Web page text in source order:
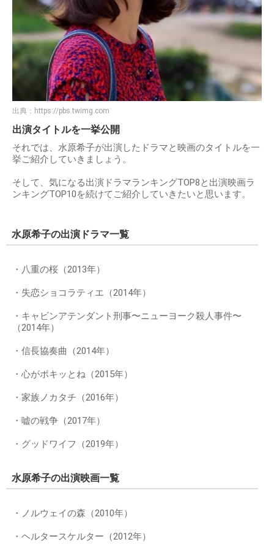
出典： https://pbs.twimg.com
出演タイトルを一挙公開
それでは、水原希子が出演したドラマと映画のタイトルを一
挙ご紹介していきましょう。
そして、気になる出演ドラマランキングTOP8と出演映画ラ
ンキングTOP10を続けてご紹介していきたいと思います。
水原希子の出演ドラマ一覧
・八重の桜（2013年）
・失恋ショコラティエ（2014年）
・キャビンアテンダント刑事〜ニューヨーク殺人事件〜
（2014年）
・信長協奏曲（2014年）
・心がポキッとね（2015年）
・家族ノカタチ（2016年）
・嘘の戦争（2017年）
・グッドワイフ（2019年）
水原希子の出演映画一覧
・ノルウェイの森（2010年）
・ヘルタースケルター（2012年）